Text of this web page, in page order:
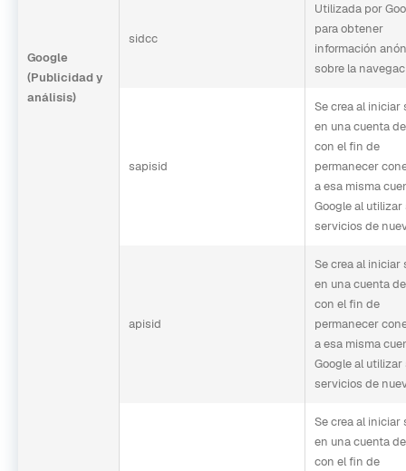
Google
(Publicidad y
análisis)
sidcc
Utilizada por
para obtener
información
sobre la
sapisid
Se crea al iniciar
en una cuenta
con el fin de
permanecer
a esa misma
Google al utilizar
servicios de
apisid
Se crea al iniciar
en una cuenta
con el fin de
permanecer
a esa misma
Google al utilizar
servicios de
Se crea al iniciar
en una cuenta
con el fin de